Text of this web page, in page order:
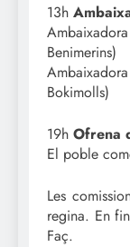
13h
Benimerins)
Bokimolls)
19h Ofrena
El poble
Les
regina. En
Faç.